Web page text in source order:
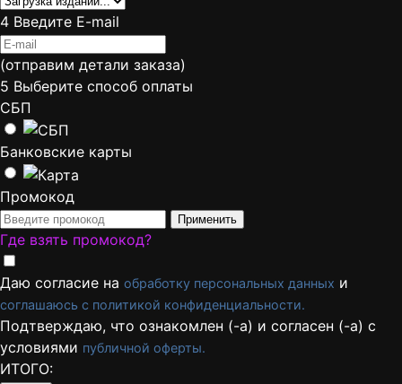
4 Введите E-mail
(отправим детали заказа)
5 Выберите способ оплаты
СБП
Банковские карты
Промокод
Применить
Где взять промокод?
Даю согласие на обработку персональных данных и
соглашаюсь с политикой конфиденциальности.
Подтверждаю, что ознакомлен (-а) и согласен (-а) с
условиями публичной оферты.
ИТОГО: